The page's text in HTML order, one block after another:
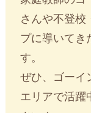
さんや不登校
プに導いてき
す。
ぜひ、ゴーイ
エリアで活躍